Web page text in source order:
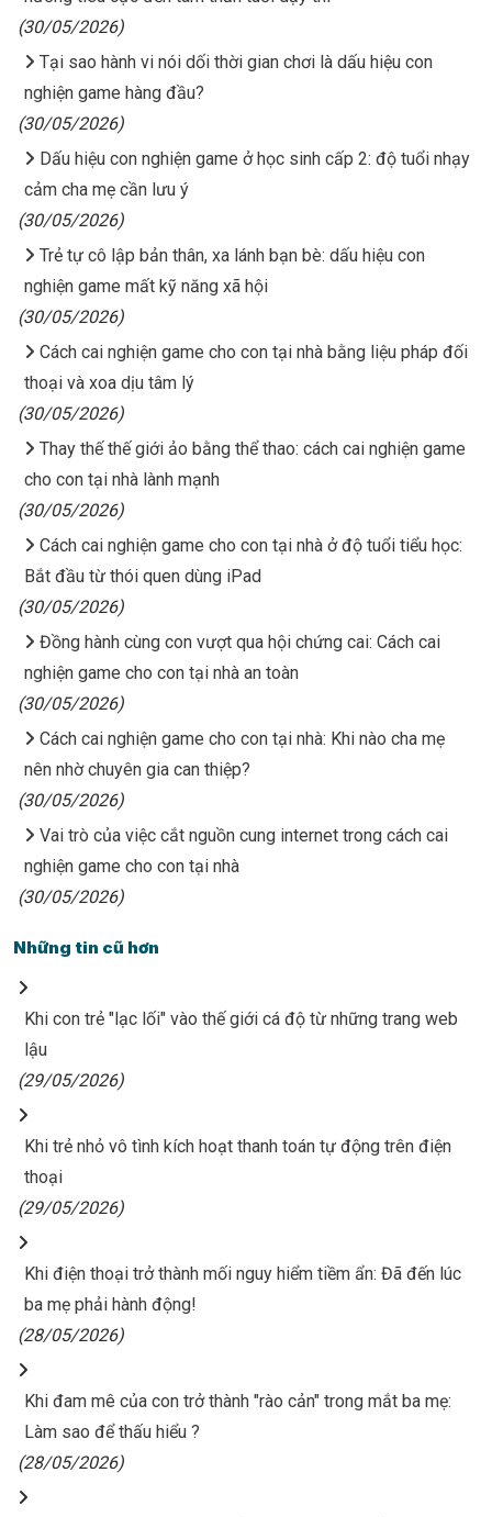
(30/05/2026)
Tại sao hành vi nói dối thời gian chơi là dấu hiệu con
nghiện game hàng đầu?
(30/05/2026)
Dấu hiệu con nghiện game ở học sinh cấp 2: độ tuổi nhạy
cảm cha mẹ cần lưu ý
(30/05/2026)
Trẻ tự cô lập bản thân, xa lánh bạn bè: dấu hiệu con
nghiện game mất kỹ năng xã hội
(30/05/2026)
Cách cai nghiện game cho con tại nhà bằng liệu pháp đối
thoại và xoa dịu tâm lý
(30/05/2026)
Thay thế thế giới ảo bằng thể thao: cách cai nghiện game
cho con tại nhà lành mạnh
(30/05/2026)
Cách cai nghiện game cho con tại nhà ở độ tuổi tiểu học:
Bắt đầu từ thói quen dùng iPad
(30/05/2026)
Đồng hành cùng con vượt qua hội chứng cai: Cách cai
nghiện game cho con tại nhà an toàn
(30/05/2026)
Cách cai nghiện game cho con tại nhà: Khi nào cha mẹ
nên nhờ chuyên gia can thiệp?
(30/05/2026)
Vai trò của việc cắt nguồn cung internet trong cách cai
nghiện game cho con tại nhà
(30/05/2026)
Những tin cũ hơn
Khi con trẻ "lạc lối" vào thế giới cá độ từ những trang web
lậu
(29/05/2026)
Khi trẻ nhỏ vô tình kích hoạt thanh toán tự động trên điện
thoại
(29/05/2026)
Khi điện thoại trở thành mối nguy hiểm tiềm ẩn: Đã đến lúc
ba mẹ phải hành động!
(28/05/2026)
Khi đam mê của con trở thành "rào cản" trong mắt ba mẹ:
Làm sao để thấu hiểu ?
(28/05/2026)